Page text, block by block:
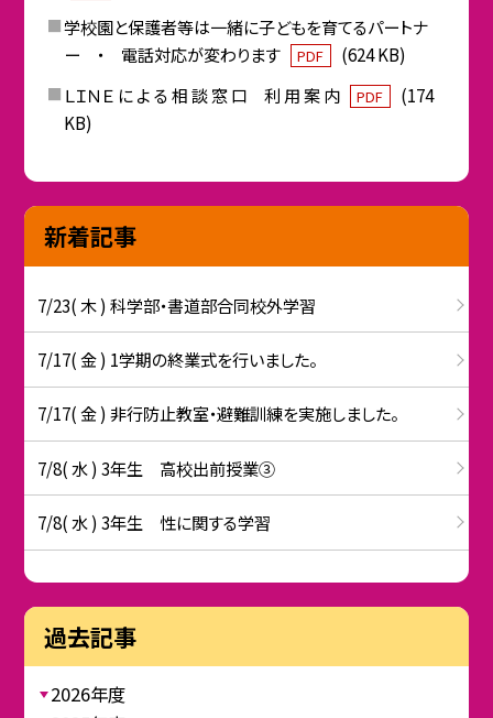
学校園と保護者等は一緒に子どもを育てるパートナ
ー ・ 電話対応が変わります
PDF
(624 KB)
ＬＩＮＥ に よ る 相 談 窓 口 利 用 案 内
PDF
(174
KB)
新着記事
7/23( 木 ) 科学部・書道部合同校外学習
7/17( 金 ) 1学期の終業式を行いました。
7/17( 金 ) 非行防止教室・避難訓練を実施しました。
7/8( 水 ) 3年生 高校出前授業③
7/8( 水 ) 3年生 性に関する学習
過去記事
2026年度